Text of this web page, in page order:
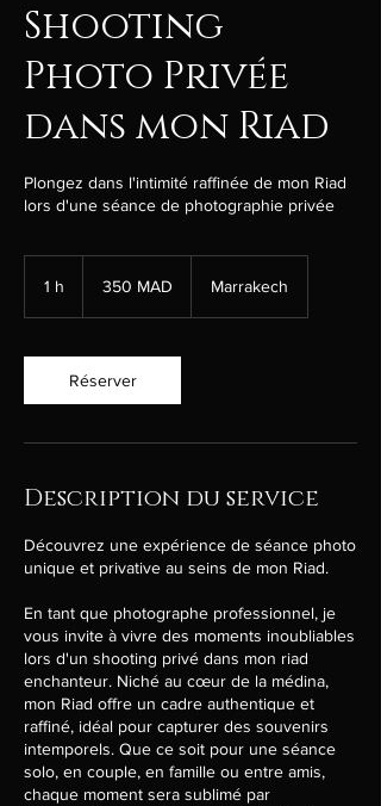
Shooting
Photo Privée
dans mon Riad
Plongez dans l'intimité raffinée de mon Riad
lors d'une séance de photographie privée
1 h
marocains
350 MAD Marrakech
Réserver
Description du service
Découvrez une expérience de séance photo
unique et privative au seins de mon Riad.
En tant que photographe professionnel, je
vous invite à vivre des moments inoubliables
lors d'un shooting privé dans mon riad
enchanteur. Niché au cœur de la médina,
mon Riad offre un cadre authentique et
raffiné, idéal pour capturer des souvenirs
intemporels. Que ce soit pour une séance
solo, en couple, en famille ou entre amis,
chaque moment sera sublimé par